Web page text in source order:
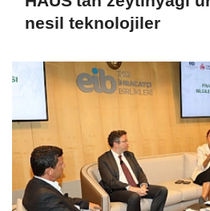
nesil teknolojiler